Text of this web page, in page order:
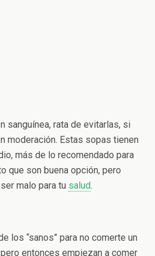
sanguínea, rata de evitarlas, si
moderación. Estas sopas tienen
más de lo recomendado para
que son buena opción, pero
malo para tu salud.
los “sanos” para no comerte un
entonces empiezan a comer